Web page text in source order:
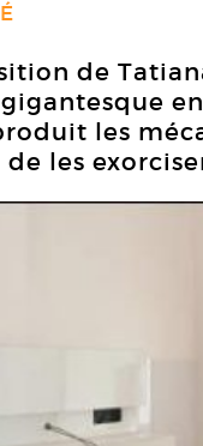
de
les
les